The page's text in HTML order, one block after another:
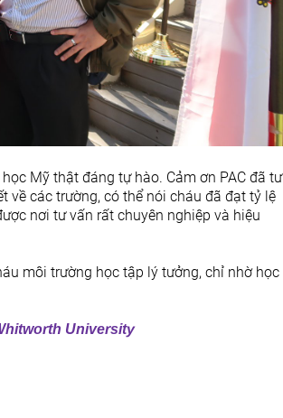
Mỹ thật đáng tự hào. Cảm ơn PAC đã tư
về các trường, có thể nói cháu đã đạt tỷ lệ
nơi tư vấn rất chuyên nghiệp và hiệu
môi trường học tập lý tưởng, chỉ nhờ học
University